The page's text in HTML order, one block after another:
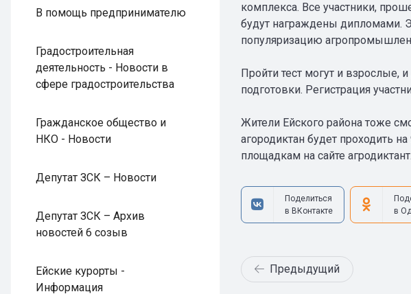
В помощь предпринимателю
Градостроительная
деятельность - Новости в
сфере градостроительства
Гражданское общество и
НКО - Новости
Депутат ЗСК – Новости
Депутат ЗСК – Архив
новостей 6 созыв
Ейские курорты -
Информация
комплекса. Все участники,
будут награждены дипломами.
популяризацию
Пройти тест могут и взрослые,
подготовки. Регистрация
Жители Ейского района тоже
агородиктан будет проходить
площадкам на сайте
Поделиться
в ВКонтакте
в
Предыдущий